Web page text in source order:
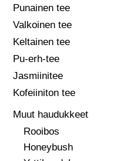
Punainen tee
Valkoinen tee
Keltainen tee
Pu-erh-tee
Jasmiinitee
Kofeiiniton tee
Muut haudukkeet
Rooibos
Honeybush